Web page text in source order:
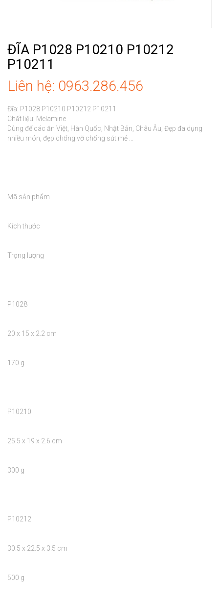
ĐĨA P1028 P10210 P10212
P10211
Liên hệ: 0963.286.456
Đĩa: P1028 P10210 P10212 P10211
Chất liệu: Melamine
Dùng để các ăn Việt, Hàn Quốc, Nhật Bản, Châu Âu, Đẹp đa dụng
nhiều món, đẹp chống vỡ chống sứt mẻ ...
Mã sản phẩm
Kích thước
Trọng lượng
P1028
20 x 15 x 2.2 cm
170 g
P10210
25.5 x 19 x 2.6 cm
300 g
P10212
30.5 x 22.5 x 3.5 cm
500 g